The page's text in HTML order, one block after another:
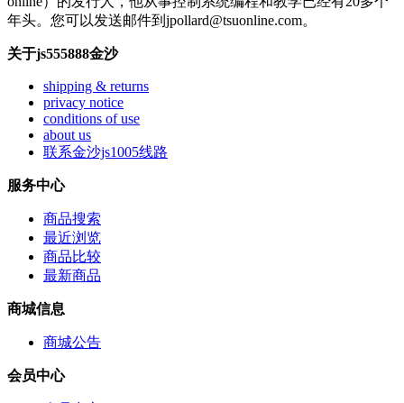
年头。您可以发送邮件到 jpollard@tsuonline.com。
关于js555888金沙
shipping & returns
privacy notice
conditions of use
about us
联系金沙js1005线路
服务中心
商品搜索
最近浏览
商品比较
最新商品
商城信息
商城公告
会员中心